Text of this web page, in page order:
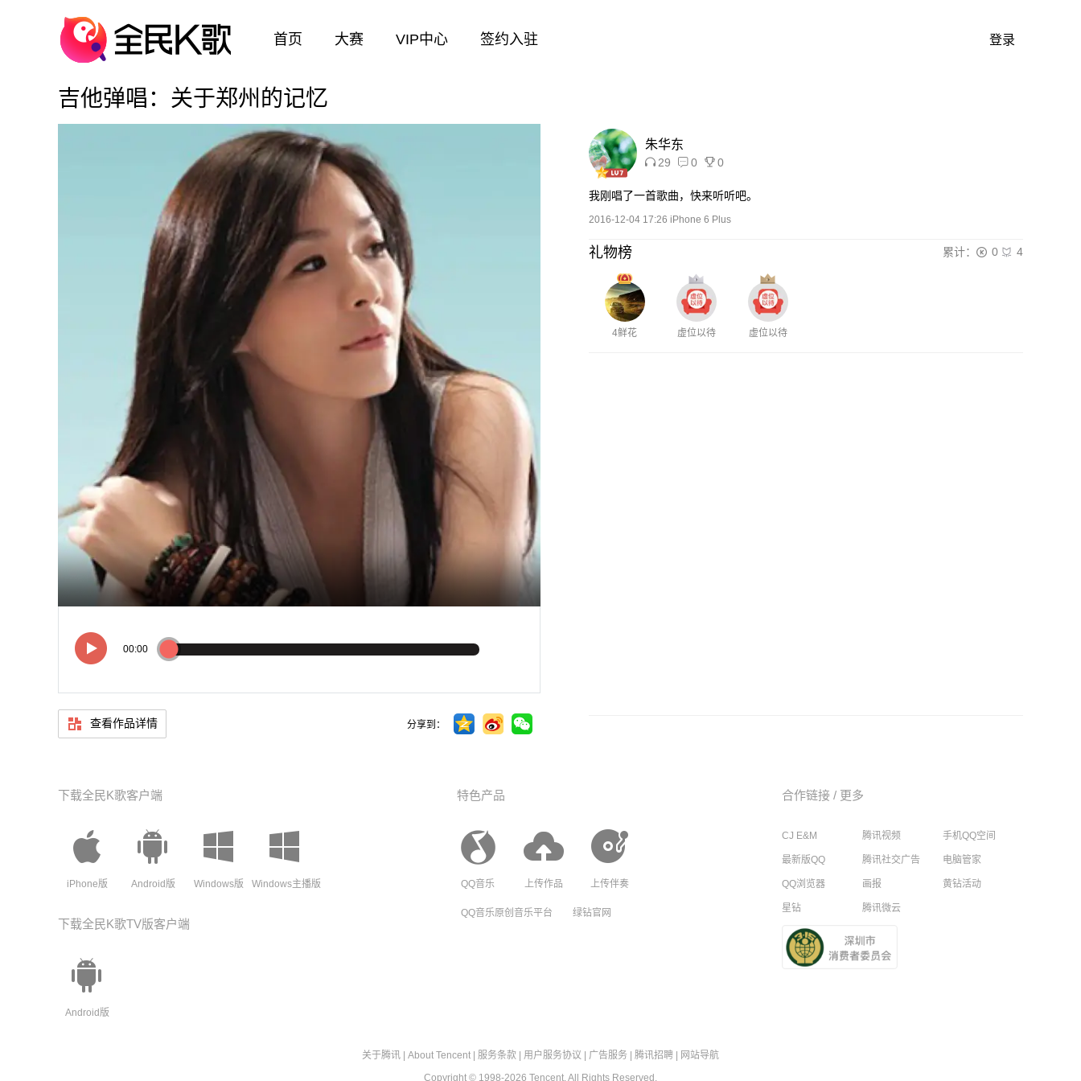
首页 大赛 VIP中心 签约入驻 登录
吉他弹唱：关于郑州的记忆
送出了赞
00:00
查看作品详情 分享到：
朱华东
29 0 0
我刚唱了一首歌曲，快来听听吧。
2016-12-04 17:26 iPhone 6 Plus
礼物榜 累计： 0 4
4鲜花 虚位以待 虚位以待
下载全民K歌客户端
iPhone版 Android版 Windows版 Windows主播版
下载全民K歌TV版客户端
Android版
特色产品
QQ音乐 上传作品 上传伴奏
QQ音乐原创音乐平台 绿钻官网
合作链接 / 更多
CJ E&M 腾讯视频 手机QQ空间
最新版QQ 腾讯社交广告 电脑管家
QQ浏览器 画报 黄钻活动
星钻 腾讯微云
关于腾讯 About Tencent 服务条款 用户服务协议 广告服务 腾讯招聘
网站导航
Copyright © 1998-2026 Tencent. All Rights Reserved.